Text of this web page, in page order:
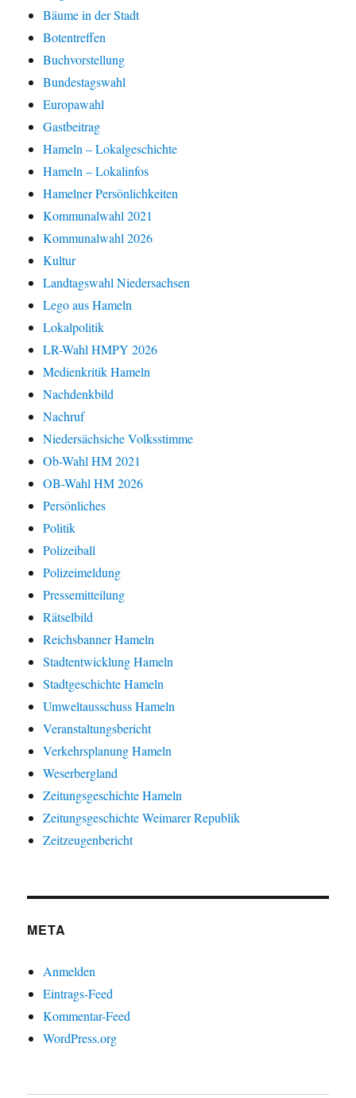
Bäume in der Stadt
Botentreffen
Buchvorstellung
Bundestagswahl
Europawahl
Gastbeitrag
Hameln – Lokalgeschichte
Hameln – Lokalinfos
Hamelner Persönlichkeiten
Kommunalwahl 2021
Kommunalwahl 2026
Kultur
Landtagswahl Niedersachsen
Lego aus Hameln
Lokalpolitik
LR-Wahl HMPY 2026
Medienkritik Hameln
Nachdenkbild
Nachruf
Niedersächsiche Volksstimme
Ob-Wahl HM 2021
OB-Wahl HM 2026
Persönliches
Politik
Polizeiball
Polizeimeldung
Pressemitteilung
Rätselbild
Reichsbanner Hameln
Stadtentwicklung Hameln
Stadtgeschichte Hameln
Umweltausschuss Hameln
Veranstaltungsbericht
Verkehrsplanung Hameln
Weserbergland
Zeitungsgeschichte Hameln
Zeitungsgeschichte Weimarer Republik
Zeitzeugenbericht
META
Anmelden
Eintrags-Feed
Kommentar-Feed
WordPress.org